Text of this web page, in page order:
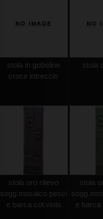
stola in gobeline
croce intreccio
stola
stola oro rilievo
sogg.mosaico pesci
e barca col.viola
stola
e barca